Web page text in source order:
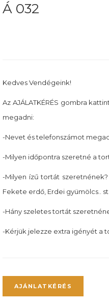
Á 032
Kedves Vendégeink!
Az AJÁLATKÉRÉS gombra
megadni:
-Nevet és telefonszámot
-Milyen időpontra szeretné a
-Milyen ízű tortát szeretnének?
Fekete erdő, Erdei gyümölcs..
-Hány szeletes tortát
-Kérjük jelezze extra igényét a
AJÁNLATKÉRÉS